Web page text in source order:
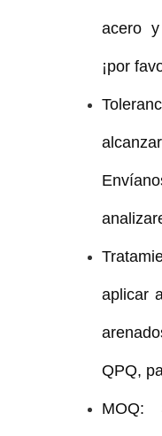
acero
¡por
aplicar
QPQ,
MOQ: